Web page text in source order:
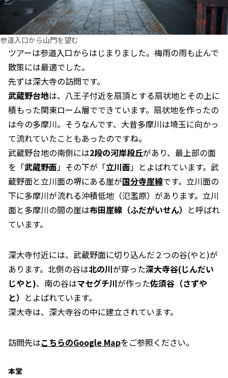
参道入口から山門を望む
ツアーは参道入口からはじまりました。梅雨の雨も止んで
散策には最適でした。
先ずは深大寺の訪問です。
武蔵野台地は、八王子付近を扇頂とする扇状地とその上に
積もった関東ローム層でできています。扇状地を作ったの
は今の多摩川。そうなんです、大昔多摩川は埼玉に向かっ
て流れていたこともあったのですね。
武蔵野台地の南側には2段の河岸段丘があり、最上部の面
を「武蔵野面 」その下が「立川面 」とよばれています。武
蔵野面と立川面の堺にある崖が国分寺崖線です。立川面の
下に多摩川が流れる沖積低地（氾濫原）があります。立川
面と多摩川の間の崖は布田崖線（ふだがいせん） と呼ばれ
ています。
深大寺付近には、武蔵野面に切り込んだ２つの谷(やと)が
あります。北側の谷は北の川が穿った深大寺谷(じんだい
じやと)、南の谷はマセグチ川が作った佐須谷（さずや
と） とよばれています。
深大寺は、深大寺谷の中に建立されています。
訪問先はこちらのGoogle Mapをご参照ください。
本堂